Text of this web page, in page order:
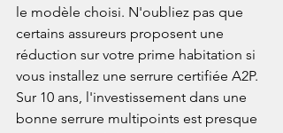
le modèle choisi. N'oubliez pas que
certains assureurs proposent une
réduction sur votre prime habitation si
vous installez une serrure certifiée A2P.
Sur 10 ans, l'investissement dans une
bonne serrure multipoints est presque